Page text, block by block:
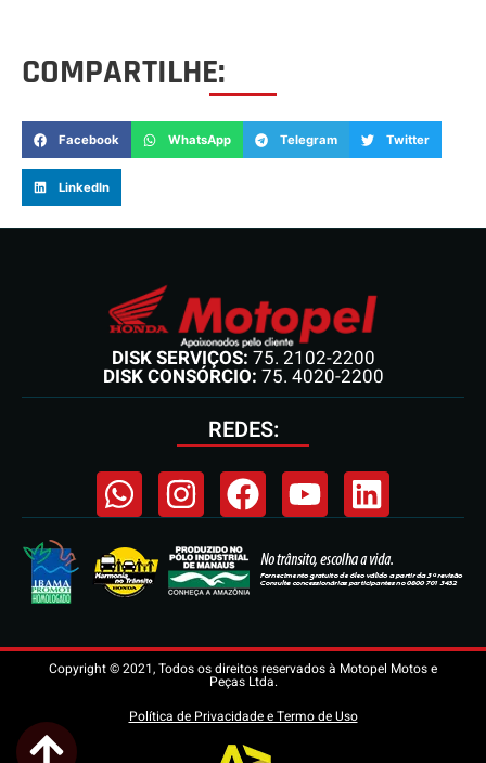
COMPARTILHE:
Facebook WhatsApp Telegram Twitter
LinkedIn
DISK SERVIÇOS: 75. 2102-2200
DISK CONSÓRCIO: 75. 4020-2200
REDES:
Copyright © 2021, Todos os direitos reservados à Motopel Motos e
Peças Ltda.
Política de Privacidade e Termo de Uso